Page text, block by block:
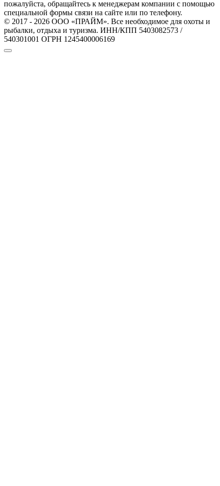
пожалуйста, обращайтесь к менеджерам компании с помощью
специальной формы связи на сайте или по телефону.
© 2017 - 2026 ООО «ПРАЙМ». Все необходимое для охоты и
рыбалки, отдыха и туризма. ИНН/КПП 5403082573 /
540301001 ОГРН 1245400006169